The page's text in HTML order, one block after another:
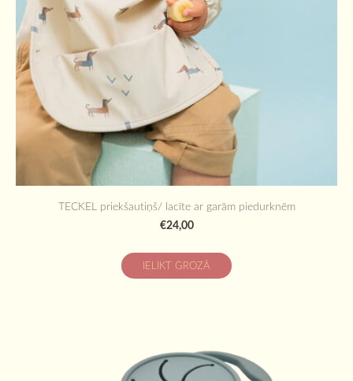
TECKEL priekšautiņš/ lacīte ar garām piedurknēm
€24,00
IELIKT GROZĀ